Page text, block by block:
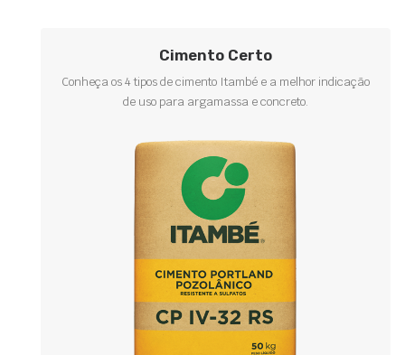
Cimento Certo
Conheça os 4 tipos de cimento Itambé e a melhor indicação
de uso para argamassa e concreto.